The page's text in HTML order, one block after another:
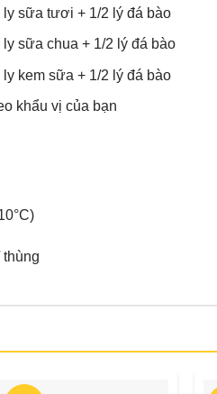
ly sữa tươi + 1/2 lý đá bào
sữa chua + 1/2 lý đá bào
kem sữa + 1/2 lý đá bào
khẩu vị của bạn
thùng